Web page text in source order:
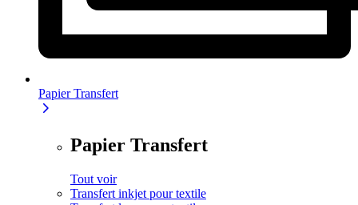
Papier Transfert
Papier Transfert
Tout voir
Transfert inkjet pour textile